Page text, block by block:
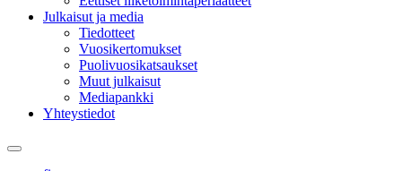
Julkaisut ja media
Tiedotteet
Vuosikertomukset
Puolivuosikatsaukset
Muut julkaisut
Mediapankki
Yhteystiedot
Search